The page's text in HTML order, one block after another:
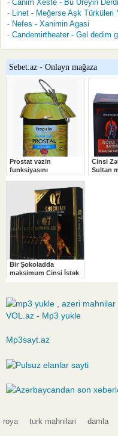
Canim Xeste - Bu Ureyin
Linet - Meğerse Aşk Türküleri
Nefes - Xanimin Agasi
Candemirtheater - Gel dedim
VOL.az - Mp3 yukle
Mp3sayt.az
roya turk mahnilari damla